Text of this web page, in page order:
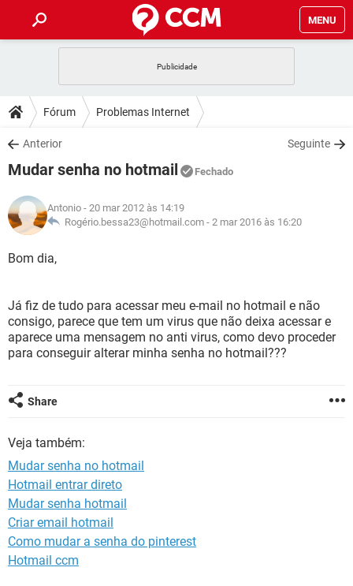
MENU
CELULAR FACEBOOK
OUTLOOK
INSTAGRAM GMAIL
GUIA DE COMPRAS
DICAS
JOGOS WHATSAPP
INSTAGRAM
GUIA DE COMPRAS
DOWNLOADS
JOGOS WHATSAPP
CELULAR
OUTLOOK EXCEL
INSTAGRAM
JOGOS
CELULAR
OUTLOOK
GUIA DE COMPRAS
GLOSSÁRIO
JOGOS
OUTLOOK EXCEL
INSTAGRAM GMAIL
GUIA DE COMPRAS
Fórum Problemas Internet
Anterior Seguinte
Mudar senha no hotmail Fechado
Antonio - 20 mar 2012 às 14:19
Rogério.bessa23@hotmail.com - 2 mar 2016 às 16:20
Bom dia,
Já fiz de tudo para acessar meu e-mail no hotmail e não
consigo, parece que tem um virus que não deixa acessar e
aparece uma mensagem no anti virus, como devo proceder
para conseguir alterar minha senha no hotmail???
Share
Veja também:
Mudar senha no hotmail
Hotmail entrar direto
Mudar senha hotmail
Criar email hotmail
Como mudar a senha do pinterest
Hotmail ccm